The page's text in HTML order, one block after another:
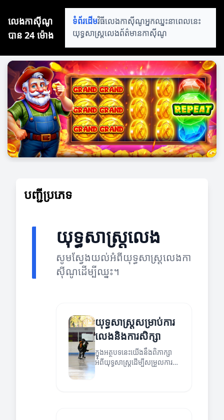
លេងកាស៊ីណូ
បាន 24 ម៉ោង
ទំព័រដើមវិធីលេងកាស៊ីណូអ្នកឈ្នះនាពេលនេះ
យុទ្ធសាស្ត្រលេងព័ត៌មានកាស៊ីណូ
បញ្ជីប្រភេទ
យុទ្ធសាស្ត្រលេង
សូមស្វែងយល់អំពីយុទ្ធសាស្ត្រលេងកា
ស៊ីណូដើម្បីឈ្នះ។
យុទ្ធសាស្ត្រសម្រាប់ការ
លេងនិងការសិក្សា
ក្នុងអត្ថបទនេះយើងនឹងពិភាក្សា
អំពីយុទ្ធសាស្ត្រដើម្បីសម្រួលការ